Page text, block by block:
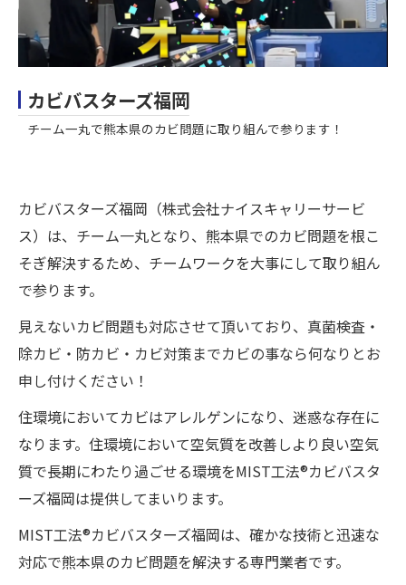
カビバスターズ福岡
チーム一丸で熊本県のカビ問題に取り組んで参ります！
カビバスターズ福岡（株式会社ナイスキャリーサービ
ス）は、チーム一丸となり、熊本県でのカビ問題を根こ
そぎ解決するため、チームワークを大事にして取り組ん
で参ります。
見えないカビ問題も対応させて頂いており、真菌検査・
除カビ・防カビ・カビ対策までカビの事なら何なりとお
申し付けください！
住環境においてカビはアレルゲンになり、迷惑な存在に
なります。住環境において空気質を改善しより良い空気
質で長期にわたり過ごせる環境をMIST工法®カビバスタ
ーズ福岡は提供してまいります。
MIST工法®カビバスターズ福岡は、確かな技術と迅速な
対応で熊本県のカビ問題を解決する専門業者です。